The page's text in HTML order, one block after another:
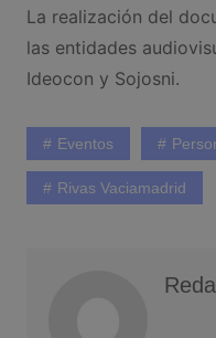
La realización del
las entidades
Ideocon y Sojosni.
Eventos
Rivas Vaciamadrid